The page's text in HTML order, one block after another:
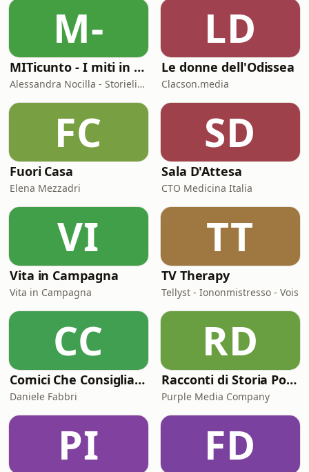
M-
MITicunto - I miti in prima persona
Alessandra Nocilla - Storielibere.fm
LD
Le donne dell'Odissea
Clacson.media
FC
Fuori Casa
Elena Mezzadri
SD
Sala D'Attesa
CTO Medicina Italia
VI
Vita in Campagna
Vita in Campagna
TT
TV Therapy
Tellyst - Iononmistresso - Vois
CC
Comici Che Consigliano Cose
Daniele Fabbri
RD
Racconti di Storia Podcast
Purple Media Company
PI FD